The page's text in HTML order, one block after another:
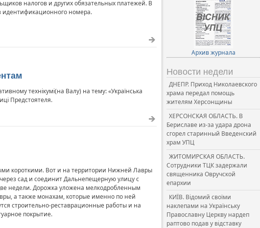
налогов и других обязательных платежей. В
идентификационного номера.
технікумі(на Валу) на тему: «Українська
Предстоятеля.
короткими. Вот и на территории Нижней Лавры
сад и соединит Дальнепещерную улицу с
недели. Дорожка уложена мелкодробленным
а также монахам, которые именно по ней
строительно-реставрационные работы и на
покрытие.
Архив журнала
Новости недели
ДНЕПР. Приход Николаевского
храма передал помощь
жителям Херсонщины
ХЕРСОНСКАЯ ОБЛАСТЬ. В
Бериславе из-за удара дрона
сгорел старинный Введенский
храм УПЦ
ЖИТОМИРСКАЯ ОБЛАСТЬ.
Сотрудники ТЦК задержали
священника Овручской
епархии
КИЇВ. Відомий своїми
наклепами на Українську
Православну Церкву нардеп
раптово подав у відставку